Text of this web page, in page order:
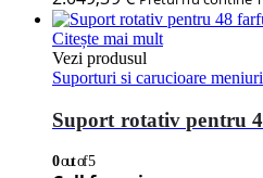
Citește mai mult
Vezi produsul
Suporturi si carucioare meniuri
Suport rotativ pentru
0out of 5